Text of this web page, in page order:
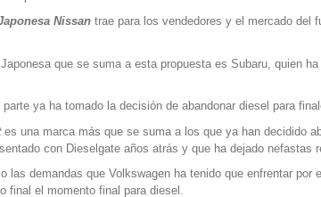
Nissan trae para los vendedores y el mercado del
que se suma a esta propuesta es Subaru, quien
parte ya ha tomado la decisión de abandonar diesel para
es una marca más que se suma a los que ya han decidido
con Dieselgate años atrás y que ha dejado
las demandas que Volkswagen ha tenido que enfrentar
final el momento final para diesel.